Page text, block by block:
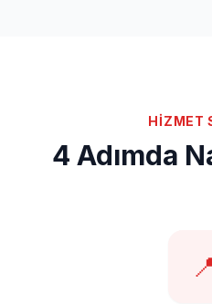
HİZMET
4 Adımda